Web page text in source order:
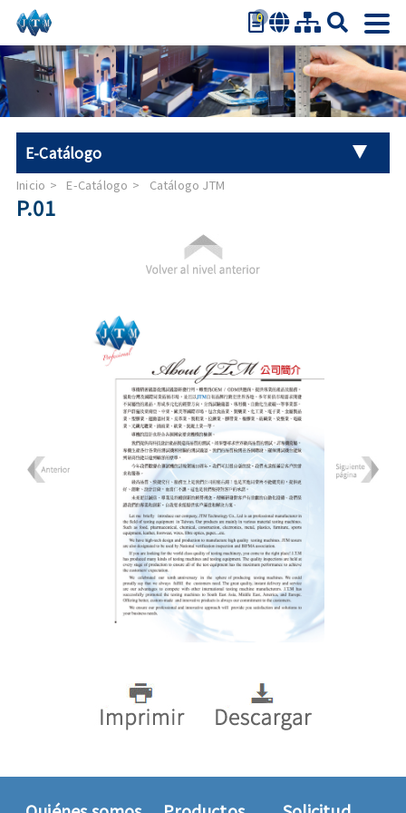
0
繁體中文
简体中文
English
日本語
E-Catálogo
Catálogo JTM
Máquina de prueba de materiales
Inicio E-Catálogo Catálogo JTM
P.01